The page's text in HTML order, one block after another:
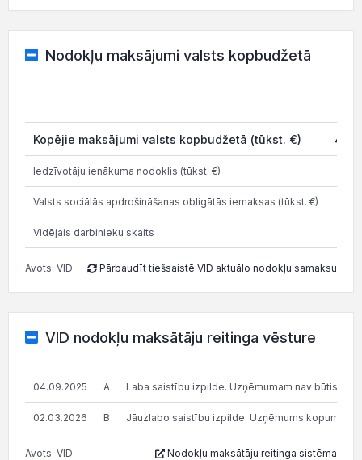
Nodokļu maksājumi valsts kopbudžetā
Kopējie maksājumi valsts kopbudžetā (tūkst. €)
Iedzīvotāju ienākuma nodoklis (tūkst. €)
Valsts sociālās apdrošināšanas obligātās iemaksas (tūkst. €)
Vidējais darbinieku skaits
Avots: VID Pārbaudīt tiešsaistē VID aktuālo nodokļu samaksu
VID nodokļu maksātāju reitinga vēsture
04.09.2025 A Laba saistību izpilde. Uzņēmumam nav būtisku
02.03.2026 B Jāuzlabo saistību izpilde. Uzņēmums kopumā
Avots: VID Nodokļu maksātāju reitinga sistēma